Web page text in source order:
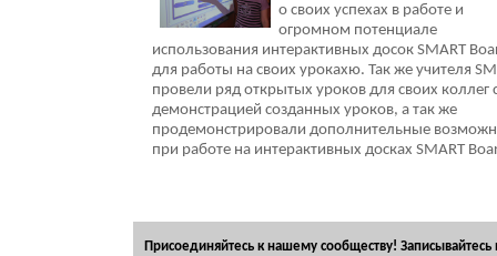
о своих успехах в работе и
огромном потенциале
использования интерактивных досок SMART
для работы на своих урокахю. Так же учителя
провели ряд открытых уроков для своих коллег
демонстрацией созданных уроков, а так же
продемонстрировали дополнительные
при работе на интерактивных досках SMART
Присоединяйтесь к нашему сообществу!